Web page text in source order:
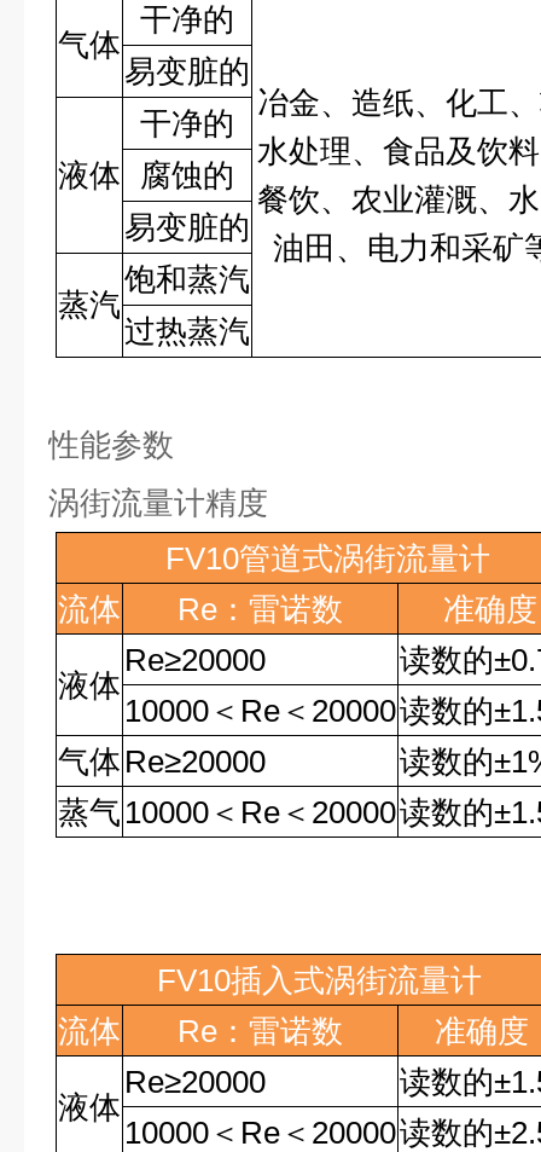
气体
干净的
冶金、造纸、化工
水处理、食品及饮
餐饮、农业灌溉、
油田、电力和采矿
易变脏的
液体
干净的
腐蚀的
易变脏的
蒸汽
饱和蒸汽
过热蒸汽
性能参数
涡街流量计精度
FV10管道式涡街流量计
流体
Re ：雷诺数 准确度
液体
Re≥20000 读数的
10000 ＜ Re ＜ 20000读数的
气体 Re≥20000 读数的
蒸气 10000 ＜ Re ＜ 20000读数的
FV10插入式涡街流量计
流体
Re ：雷诺数 准确度
液体
Re≥20000 读数的
10000 ＜ Re ＜ 20000读数的